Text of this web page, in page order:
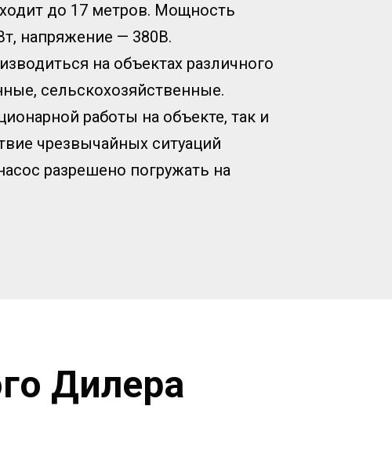
до 17 метров. Мощность
напряжение — 380В.
на объектах различного
сельскохозяйственные.
работы на объекте, так и
чрезвычайных ситуаций
разрешено погружать на
Дилера